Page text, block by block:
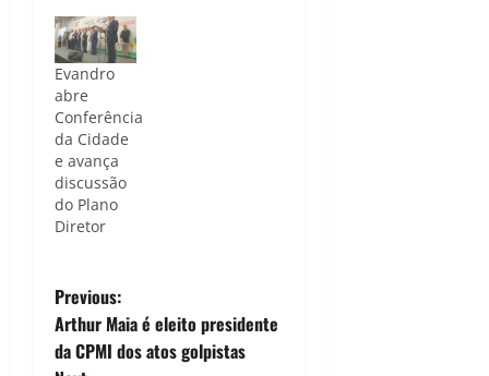
Evandro
abre
Conferência
da Cidade
e avança
discussão
do Plano
Diretor
P
o
Previous:
Arthur Maia é eleito presidente
da CPMI dos atos golpistas